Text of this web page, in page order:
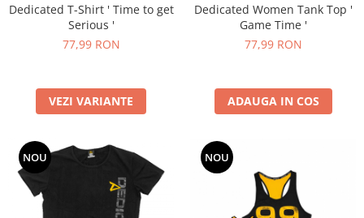
Dedicated T-Shirt ' Time to get
Serious '
77,99 RON
VEZI VARIANTE
Dedicated Women Tank Top '
Game Time '
77,99 RON
ADAUGA IN COS
NOU NOU